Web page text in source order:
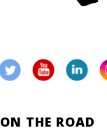
ON THE ROAD